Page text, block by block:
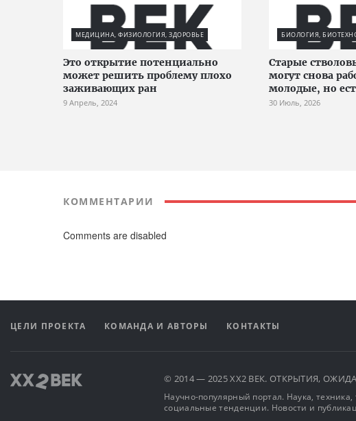
МЕДИЦИНА, ФИЗИОЛОГИЯ, ЗДОРОВЬЕ
Это открытие потенциально
может решить проблему плохо
заживающих ран
9 Апрель, 2024
БИОЛОГИЯ,
Старые
могут снова
молодые, но
30 Июль, 2026
КОММЕНТАРИИ
Comments are disabled
ЦЕЛИ ПРОЕКТА КОМАНДА И АВТОРЫ КОНТАКТЫ
© 2014 — 2025 XX2 ВЕК. ОТКРЫТИЯ,
Научно-популярный портал. Наука,
социальные тенденции. Новости и